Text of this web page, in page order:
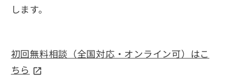
します。
初回無料相談（全国対応・オンライン可）はこ
ちら